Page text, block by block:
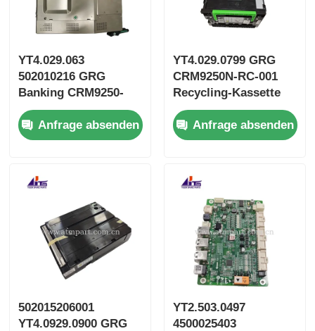
YT4.029.063
502010216 GRG
Banking CRM9250-
SS-001 Schließfach
Anfrage absenden
YT4.029.0799 GRG
CRM9250N-RC-001
Recycling-Kassette
502014949058
Anfrage absenden
502015206001
YT4.0929.0900 GRG
YT2.503.0497
4500025403